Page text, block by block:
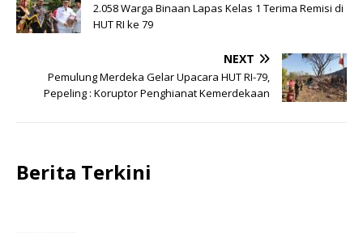
2.058 Warga Binaan Lapas Kelas 1 Terima Remisi di
HUT RI ke 79
NEXT
Pemulung Merdeka Gelar Upacara HUT RI-79,
Pepeling : Koruptor Penghianat Kemerdekaan
Berita Terkini